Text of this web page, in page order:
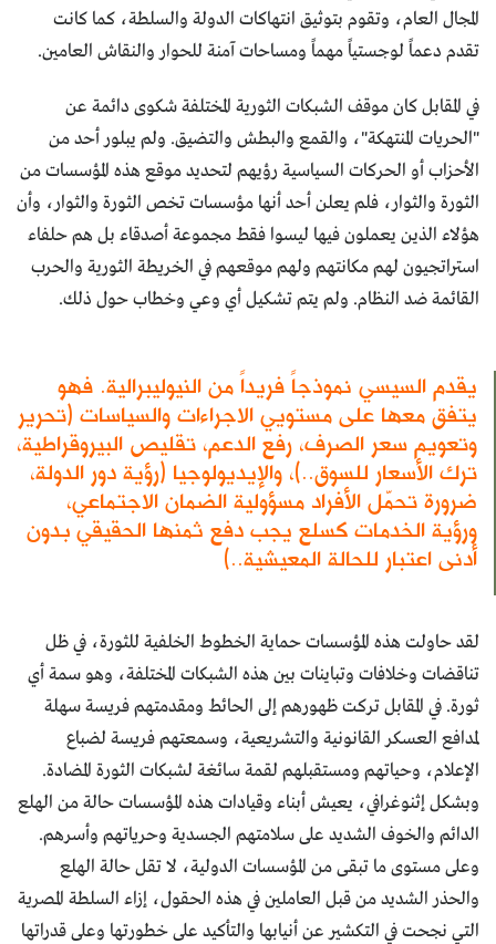
المجال العام، وتقوم بتوثيق انتهاكات الدولة والسلطة، كما كانت
تقدم دعماً لوجستياً مهماً ومساحات آمنة للحوار والنقاش العامين.
في المقابل كان موقف الشبكات الثورية المختلفة شكوى دائمة عن
"الحريات المنتهكة"، والقمع والبطش والتضيق. ولم يبلور أحد من
الأحزاب أو الحركات السياسية رؤيهم لتحديد موقع هذه المؤسسات من
الثورة والثوار، فلم يعلن أحد أنها مؤسسات تخص الثورة والثوار، وأن
هؤلاء الذين يعملون فيها ليسوا فقط مجموعة أصدقاء بل هم حلفاء
استراتجيون لهم مكانتهم ولهم موقعهم في الخريطة الثورية والحرب
القائمة ضد النظام. ولم يتم تشكيل أي وعي وخطاب حول ذلك.
يقدم السيسي نموذجاً فريداً من النيوليبرالية. فهو
يتفق معها على مستويي الاجراءات والسياسات (تحرير
وتعويم سعر الصرف، رفع الدعم، تقليص البيروقراطية،
ترك الأسعار للسوق..)، والإيديولوجيا (رؤية دور الدولة،
ضرورة تحمّل الأفراد مسؤولية الضمان الاجتماعي،
ورؤية الخدمات كسلع يجب دفع ثمنها الحقيقي بدون
أدنى اعتبار للحالة المعيشية..)
لقد حاولت هذه المؤسسات حماية الخطوط الخلفية للثورة، في ظل
تناقضات وخلافات وتباينات بين هذه الشبكات المختلفة، وهو سمة أي
ثورة. في المقابل تركت ظهورهم إلى الحائط ومقدمتهم فريسة سهلة
لمدافع العسكر القانونية والتشريعية، وسمعتهم فريسة لضباع
الإعلام، وحياتهم ومستقبلهم لقمة سائغة لشبكات الثورة المضادة.
وبشكل إثنوغرافي، يعيش أبناء وقيادات هذه المؤسسات حالة من الهلع
الدائم والخوف الشديد على سلامتهم الجسدية وحرياتهم وأسرهم.
وعلى مستوى ما تبقى من المؤسسات الدولية، لا تقل حالة الهلع
والحذر الشديد من قبل العاملين في هذه الحقول، إزاء السلطة المصرية
التي نجحت في التكشير عن أنيابها والتأكيد على خطورتها وعلى قدراتها